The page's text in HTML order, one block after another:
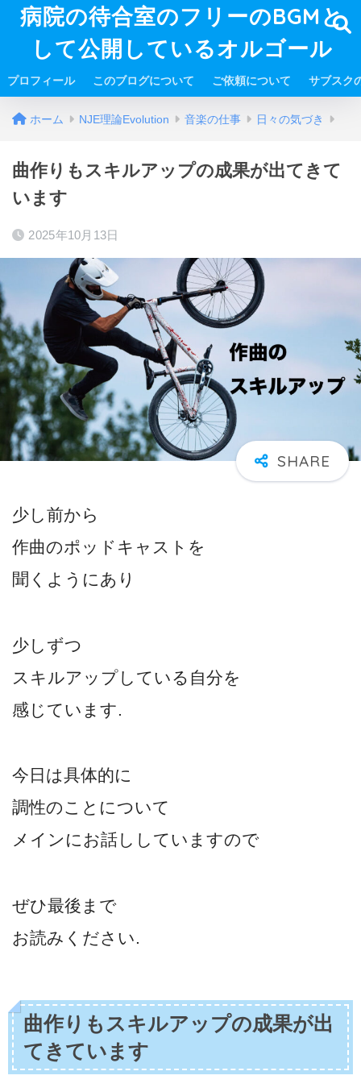
病院の待合室のフリーのBGMと
して公開しているオルゴール
プロフィール このブログについて ご依頼について サブスク
ホーム NJE理論Evolution 音楽の仕事 日々の気づき
曲作りもスキルアップの成果が出てきて
います
2025年10月13日
少し前から
作曲のポッドキャストを
聞くようにあり
少しずつ
スキルアップしている自分を
感じています.
今日は具体的に
調性のことについて
メインにお話ししていますので
ぜひ最後まで
お読みください.
曲作りもスキルアップの成果が出
てきています